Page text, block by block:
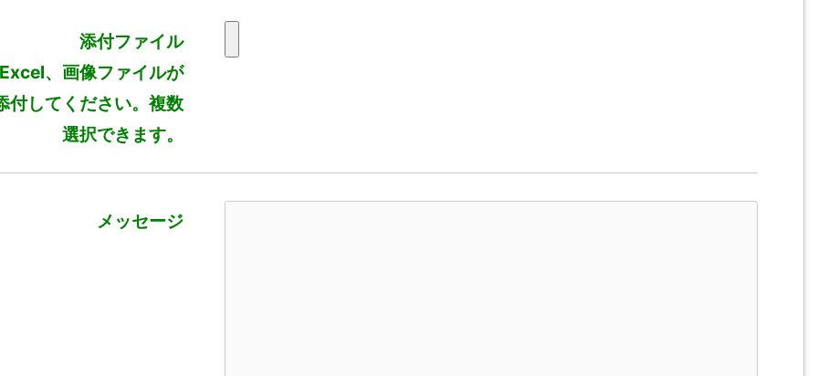
添付ファイル
、画像ファイルが
付してください。複数
選択できます。
メッセージ